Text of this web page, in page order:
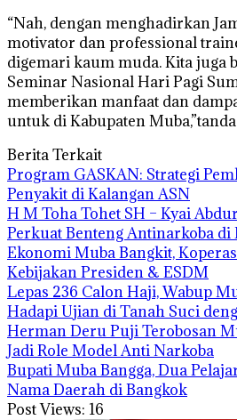
“Nah, dengan menghadirkan
motivator dan professional
digemari kaum muda. Kita juga
Seminar Nasional Hari Pagi
memberikan manfaat dan
untuk di Kabupaten
Berita Terkait
Program GASKAN: Strategi
Penyakit di Kalangan ASN
H M Toha Tohet SH – Kyai
Perkuat Benteng Antinarkoba di
Ekonomi Muba Bangkit,
Kebijakan Presiden & ESDM
Lepas 236 Calon Haji, Wabup
Hadapi Ujian di Tanah Suci
Herman Deru Puji Terobosan
Jadi Role Model Anti Narkoba
Bupati Muba Bangga, Dua
Nama Daerah di Bangkok
Post Views: 16